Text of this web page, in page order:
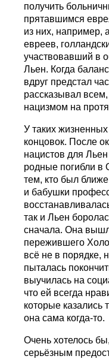
получить
прятавшимся
из них, например,
евреев,
участвовавший в
Льен. Когда
вдруг предстал
рассказывал
нацизмом на
У таких
концовок. После
нацистов для
родные погибли в
тем, кто был
и бабушки
так и Льен
сначала. Она
пережившего
всё не в порядке,
пыталась
выучилась на
что ей всегда
которые казались
она сама когда-то.
Очень хотелось
серьёзным